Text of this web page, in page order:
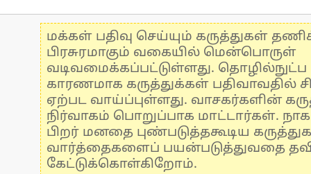
மக்கள் பதிவு செய்யும் கருத்துகள்
பிரசுரமாகும் வகையில் மென்பொருள்
வடிவமைக்கப்பட்டுள்ளது.
காரணமாக கருத்துக்கள் பதிவாவதில்
ஏற்பட வாய்ப்புள்ளது. வாசகர்களின்
நிர்வாகம் பொறுப்பாக மாட்டார்கள்.
பிறர் மனதை புண்படுத்தகூடிய
வார்த்தைகளைப் பயன்படுத்துவதை
கேட்டுக்கொள்கிறோம்.